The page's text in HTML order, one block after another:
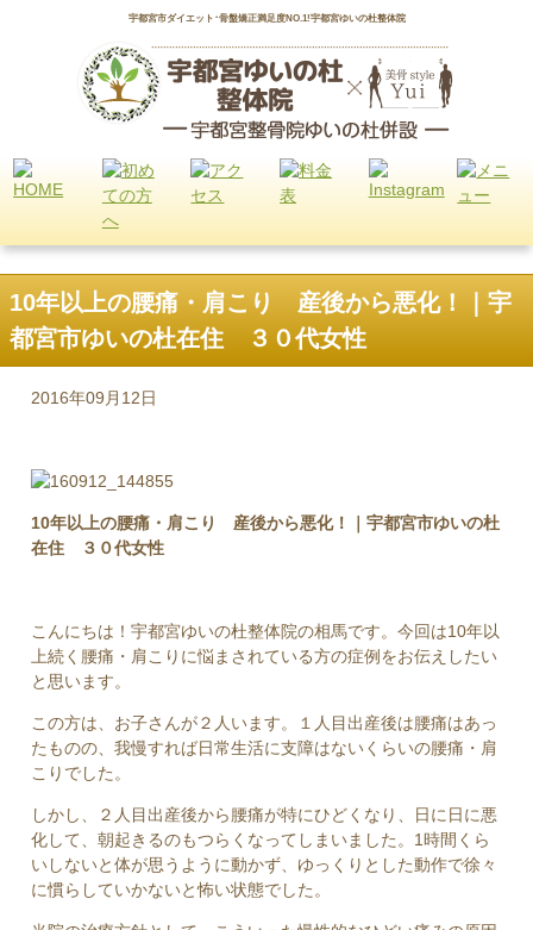
宇都宮市ダイエット･骨盤矯正満足度NO.1!宇都宮ゆいの杜整体院
10年以上の腰痛・肩こり 産後から悪化！｜宇
都宮市ゆいの杜在住 ３０代女性
2016年09月12日
10年以上の腰痛・肩こり 産後から悪化！｜宇都宮市ゆいの杜
在住 ３０代女性
こんにちは！宇都宮ゆいの杜整体院の相馬です。今回は10年以
上続く腰痛・肩こりに悩まされている方の症例をお伝えしたい
と思います。
この方は、お子さんが２人います。１人目出産後は腰痛はあっ
たものの、我慢すれば日常生活に支障はないくらいの腰痛・肩
こりでした。
しかし、２人目出産後から腰痛が特にひどくなり、日に日に悪
化して、朝起きるのもつらくなってしまいました。1時間くら
いしないと体が思うように動かず、ゆっくりとした動作で徐々
に慣らしていかないと怖い状態でした。